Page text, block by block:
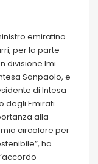
emiratino
per la parte
divisione Imi
Sanpaolo, e
di Intesa
degli Emirati
alla
circolare per
ha